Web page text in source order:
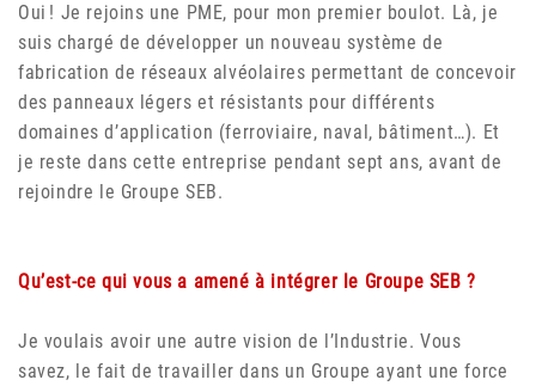
Oui ! Je rejoins une PME, pour mon premier boulot. Là, je
suis chargé de développer un nouveau système de
fabrication de réseaux alvéolaires permettant de concevoir
des panneaux légers et résistants pour différents
domaines d’application (ferroviaire, naval, bâtiment…). Et
je reste dans cette entreprise pendant sept ans, avant de
rejoindre le Groupe SEB.
Qu’est-ce qui vous a amené à intégrer le Groupe SEB ?
Je voulais avoir une autre vision de l’Industrie. Vous
savez, le fait de travailler dans un Groupe ayant une force